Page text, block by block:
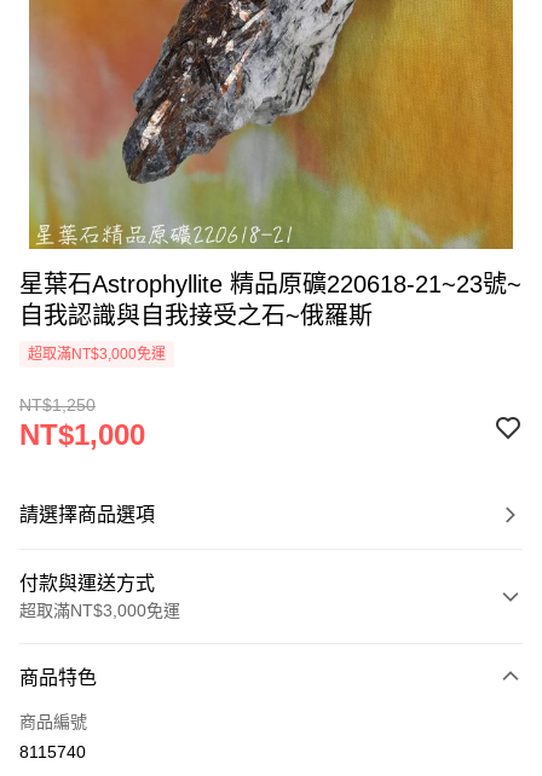
星葉石Astrophyllite 精品原礦220618-21~23號~
自我認識與自我接受之石~俄羅斯
超取滿NT$3,000免運
NT$1,250
NT$1,000
請選擇商品選項
付款與運送方式
超取滿NT$3,000免運
信用卡一次付款
超商取貨付款
商品特色
商品編號
8115740